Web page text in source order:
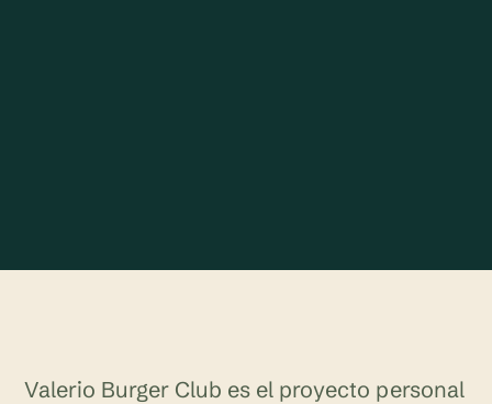
Valerio Burger Club es el proyecto personal